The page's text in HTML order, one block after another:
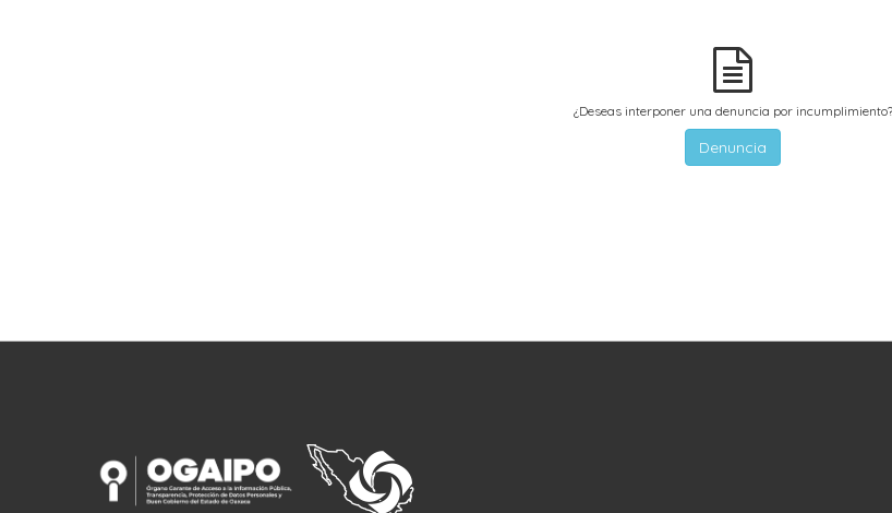
¿Deseas interponer una denuncia por incumplimiento?
Denuncia